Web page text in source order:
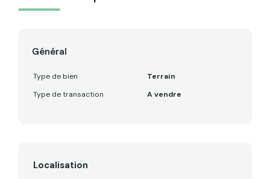
Général
Type de bien
Terrain
Type de transaction
A vendre
Localisation